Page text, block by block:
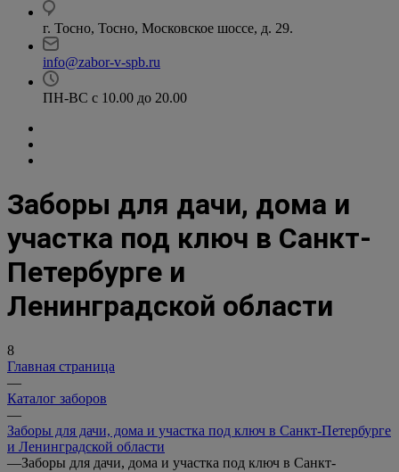
г. Тосно, Тосно, Московское шоссе, д. 29.
info@zabor-v-spb.ru
ПН-ВС с 10.00 до 20.00
Заборы для дачи, дома и
участка под ключ в Санкт-
Петербурге и
Ленинградской области
8
Главная страница
—
Каталог заборов
—
Заборы для дачи, дома и участка под ключ в Санкт-Петербурге
и Ленинградской области
—Заборы для дачи, дома и участка под ключ в Санкт-